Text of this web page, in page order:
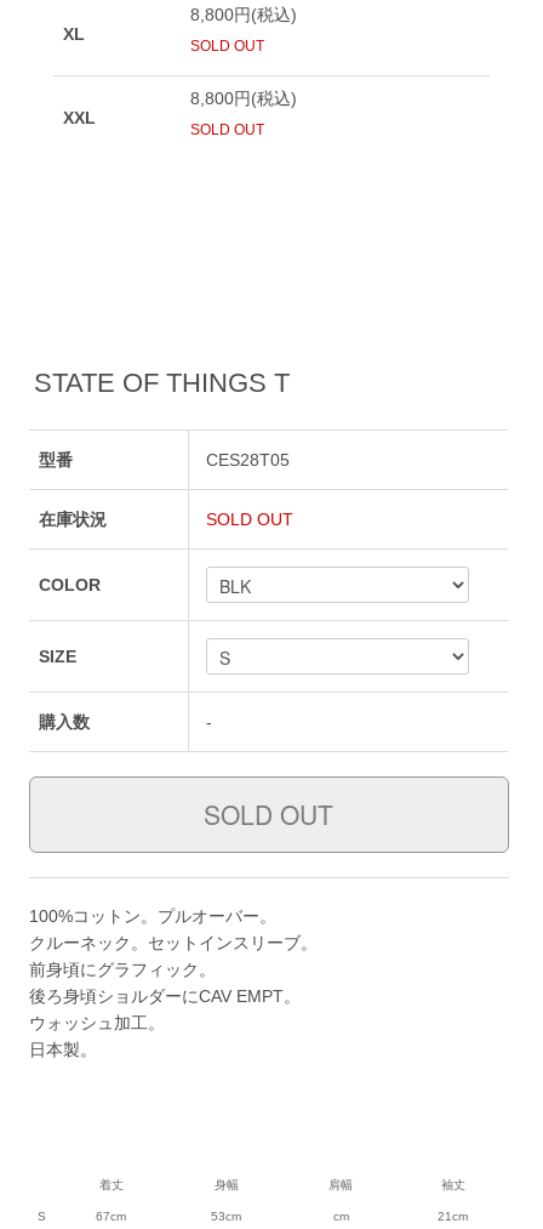
STATE OF THINGS T
型番 CES28T05
在庫状況 SOLD OUT
COLOR
SIZE
購入数 -
100%コットン。プルオーバー。
クルーネック。セットインスリーブ。
前身頃にグラフィック。
後ろ身頃ショルダーにCAV EMPT。
ウォッシュ加工。
日本製。
着丈 身幅 肩幅 袖丈
S 67cm 53cm cm 21cm